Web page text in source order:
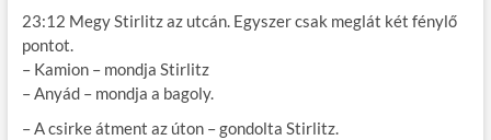
23:12 Megy Stirlitz az utcán. Egyszer csak meglát két fénylő
pontot.
– Kamion – mondja Stirlitz
– Anyád – mondja a bagoly.
– A csirke átment az úton – gondolta Stirlitz.